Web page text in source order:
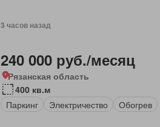
3 часов назад
240 000 руб./месяц
Рязанская область
400 кв.м
Паркинг
Электричество Обогрев